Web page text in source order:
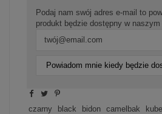
Podaj nam swój adres e-mail to
produkt będzie dostępny w
Powiadom mnie kiedy będzie
czarny black bidon camelbak